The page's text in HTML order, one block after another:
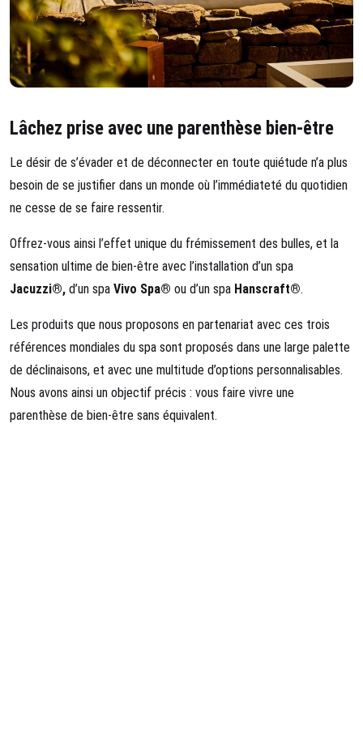
Lâchez prise avec une parenthèse bien-être
Le désir de s’évader et de déconnecter en toute quiétude n’a plus
besoin de se justifier dans un monde où l’immédiateté du quotidien
ne cesse de se faire ressentir.
Offrez-vous ainsi l’effet unique du frémissement des bulles, et la
sensation ultime de bien-être avec l’installation d’un spa
Jacuzzi®, d’un spa Vivo Spa® ou d’un spa Hanscraft®.
Les produits que nous proposons en partenariat avec ces trois
références mondiales du spa sont proposés dans une large palette
de déclinaisons, et avec une multitude d’options personnalisables.
Nous avons ainsi un objectif précis : vous faire vivre une
parenthèse de bien-être sans équivalent.